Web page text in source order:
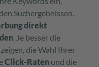
Suchergebnissen.
direkt
. Je besser die
die Wahl Ihrer
Click-Raten und die